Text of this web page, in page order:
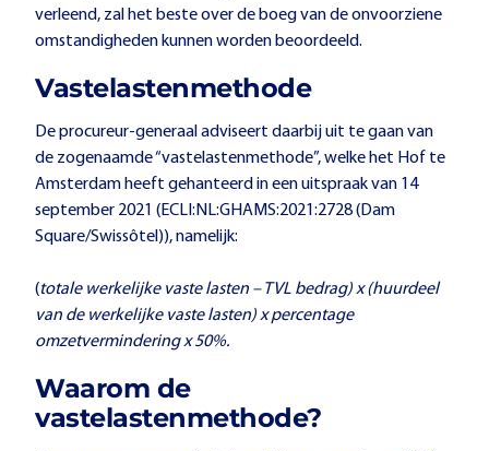
verleend, zal het beste over de boeg van de onvoorziene
omstandigheden kunnen worden beoordeeld.
Vastelastenmethode
De procureur-generaal adviseert daarbij uit te gaan van
de zogenaamde “vastelastenmethode”, welke het Hof te
Amsterdam heeft gehanteerd in een uitspraak van 14
september 2021 (ECLI:NL:GHAMS:2021:2728 (Dam
Square/Swissôtel)), namelijk:
(totale werkelijke vaste lasten – TVL bedrag) x (huurdeel
van de werkelijke vaste lasten) x percentage
omzetvermindering x 50%.
Waarom de
vastelastenmethode?